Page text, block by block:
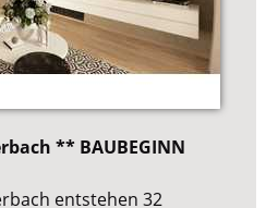
** BAUBEGINN
entstehen 32